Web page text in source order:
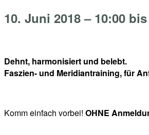
10. Juni 2018 – 10:00 bis
Dehnt, harmonisiert und belebt.
Faszien- und Meridiantraining, für
Komm einfach vorbei! OHNE